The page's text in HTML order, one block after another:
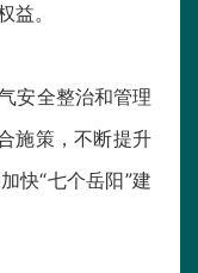
益。
安全整治和管理
施策，不断提升
快“七个岳阳”建